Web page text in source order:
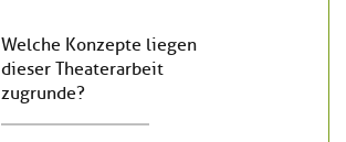
Welche Konzepte liegen
dieser Theaterarbeit
zugrunde?